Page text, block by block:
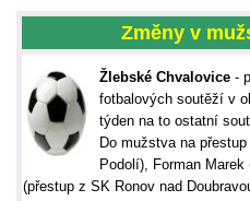
Změny v
Žlebské Chvalovice -
fotbalových soutěží v
týden na to ostatní
Do mužstva na
Podolí), Forman
(přestup z SK Ronov nad